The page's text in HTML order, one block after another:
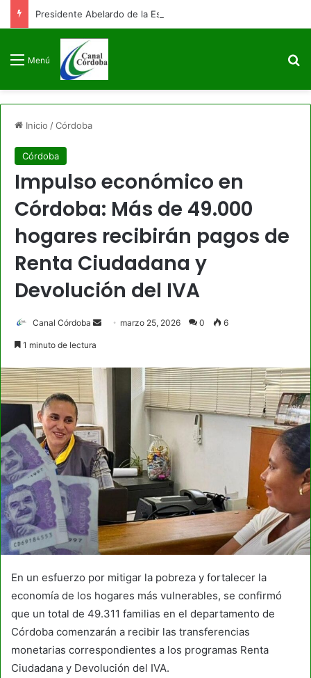
Menú
Inicio /Córdoba
Córdoba
Impulso económico en
Córdoba: Más de 49.000
hogares recibirán pagos de
Renta Ciudadana y
Devolución del IVA
Canal Córdoba
Send marzo 25, 2026 0 6
1 minuto de lectura
En un esfuerzo por mitigar la pobreza y fortalecer la
economía de los hogares más vulnerables, se confirmó
que un total de 49.311 familias en el departamento de
Córdoba comenzarán a recibir las transferencias
monetarias correspondientes a los programas Renta
Ciudadana y Devolución del IVA.